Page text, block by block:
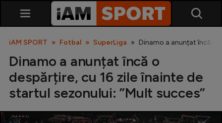
iAM SPORT Fotbal SuperLiga Dinamo a anunțat încă o
Dinamo a anunțat încă o
despărțire, cu 16 zile înainte de
startul sezonului: ”Mult succes”